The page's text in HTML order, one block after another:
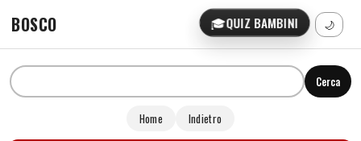
BOSCO 🎓QUIZ BAMBINI 🌙
Cerca
Home Indietro